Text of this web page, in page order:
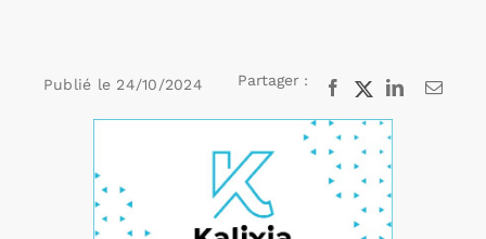
Publié le 24/10/2024 Partager : Facebook
X LinkedInEmail
agrandie